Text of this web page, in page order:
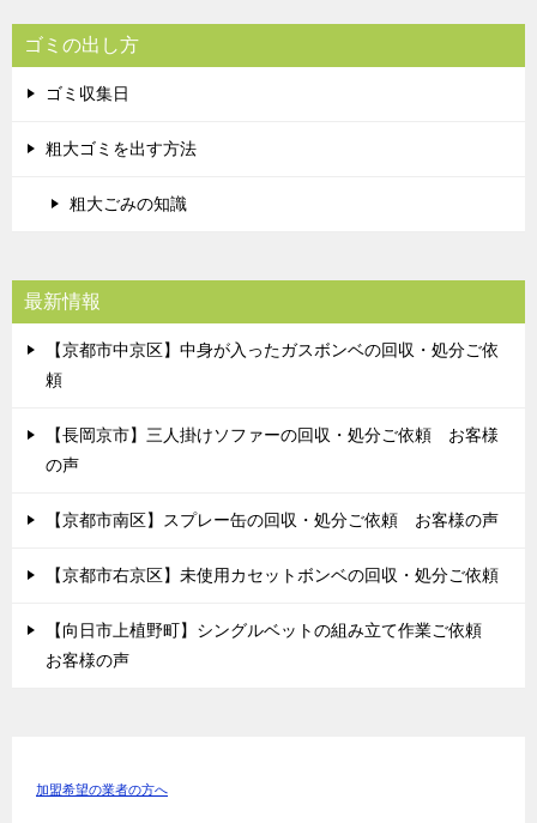
ゴミの出し方
ゴミ収集日
粗大ゴミを出す方法
粗大ごみの知識
最新情報
【京都市中京区】中身が入ったガスボンベの回収・処分ご依
頼
【長岡京市】三人掛けソファーの回収・処分ご依頼 お客様
の声
【京都市南区】スプレー缶の回収・処分ご依頼 お客様の声
【京都市右京区】未使用カセットボンベの回収・処分ご依頼
【向日市上植野町】シングルベットの組み立て作業ご依頼
お客様の声
加盟希望の業者の方へ